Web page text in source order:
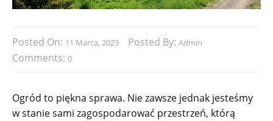
Posted On: 11 Marca, 2023 Posted By: Admin
Comments: 0
Ogród to piękna sprawa. Nie zawsze jednak jesteśmy
w stanie sami zagospodarować przestrzeń, którą